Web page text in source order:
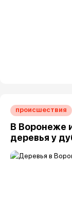
происшествия
В Воронеже
деревья у